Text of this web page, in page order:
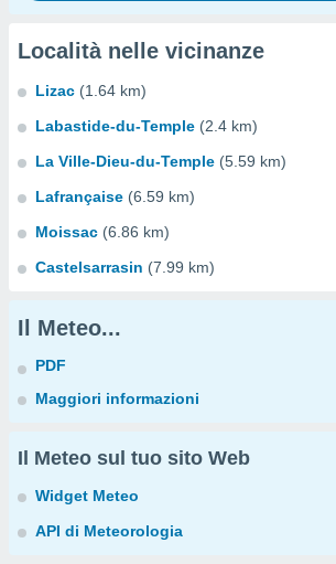
Località nelle vicinanze
Lizac (1.64 km)
Labastide-du-Temple (2.4 km)
La Ville-Dieu-du-Temple (5.59 km)
Lafrançaise (6.59 km)
Moissac (6.86 km)
Castelsarrasin (7.99 km)
Il Meteo...
PDF
Maggiori informazioni
Il Meteo sul tuo sito Web
Widget Meteo
API di Meteorologia